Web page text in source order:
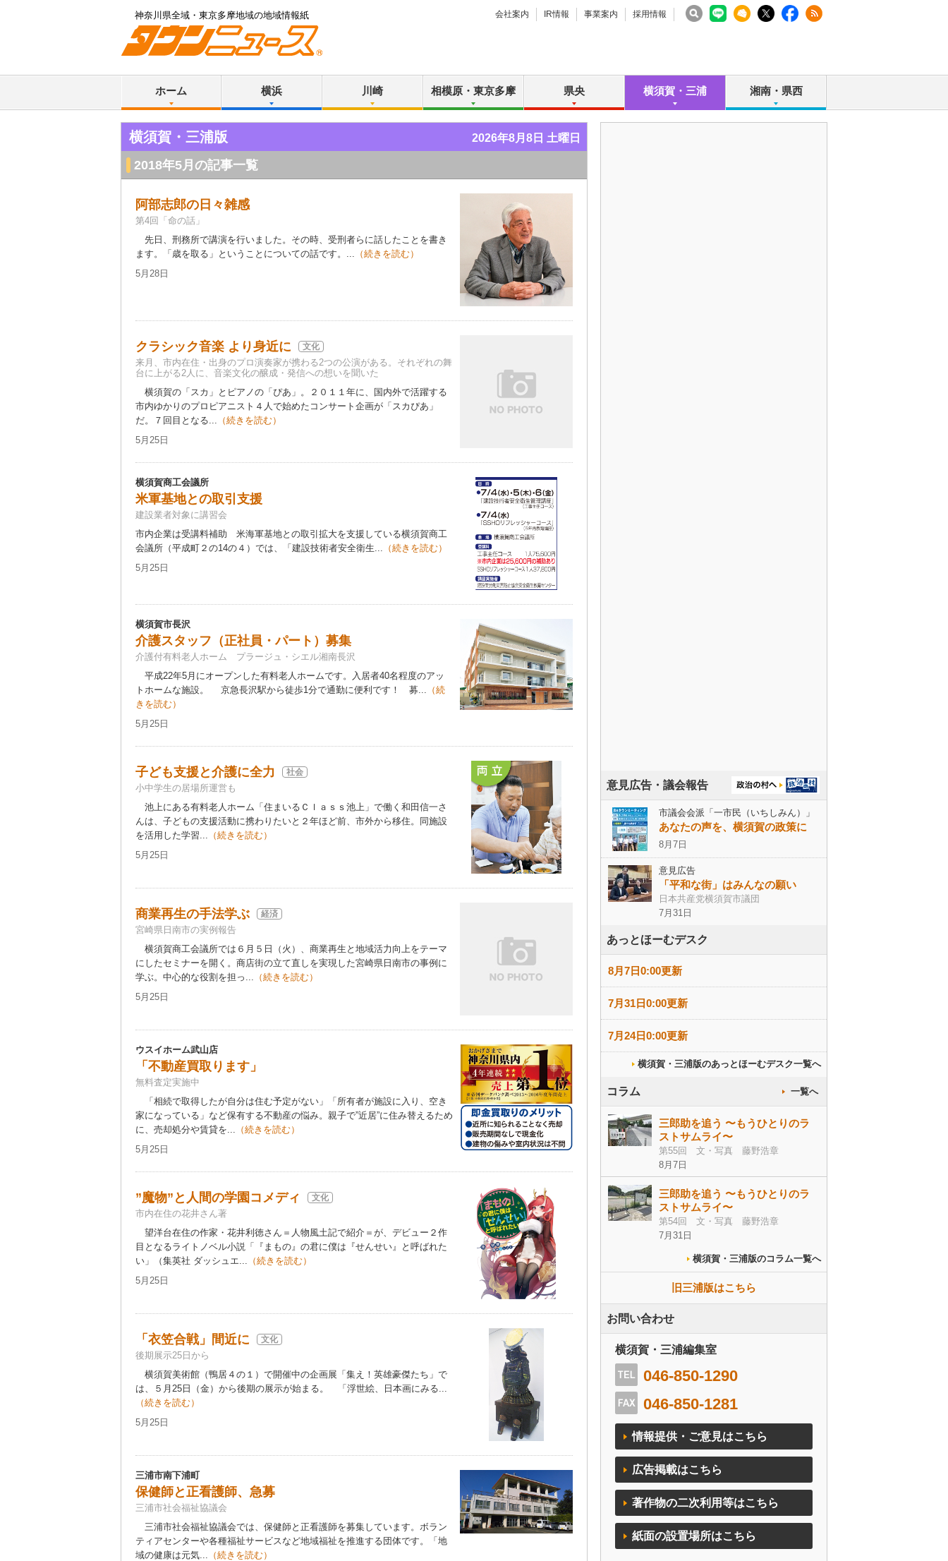
神奈川県全域・東京多摩地域の地域情報紙 会社案内 IR情報 事業案内 採用情報
ホーム 横浜 川崎 相模原・東京多摩 県央 横須賀・三浦 湘南・県西
横須賀・三浦版 2026年8月8日 土曜日
2018年5月の記事一覧
阿部志郎の日々雑感
第4回「命の話」
先日、刑務所で講演を行いました。その時、受刑者らに話したことを書き
ます。「歳を取る」ということについての話です。... （続きを読む）
5月28日
クラシック音楽 より身近に 文化
来月、市内在住・出身のプロ演奏家が携わる2つの公演がある。それぞれの舞
台に上がる2人に、音楽文化の醸成・発信への想いを聞いた
横須賀の「スカ」とピアノの「ぴあ」。２０１１年に、国内外で活躍する
市内ゆかりのプロピアニスト４人で始めたコンサート企画が「スカぴあ」
だ。７回目となる... （続きを読む）
5月25日
横須賀商工会議所
米軍基地との取引支援
建設業者対象に講習会
市内企業は受講料補助 米海軍基地との取引拡大を支援している横須賀商工
会議所（平成町２の14の４）では、「建設技術者安全衛生... （続きを読む）
5月25日
横須賀市長沢
介護スタッフ（正社員・パート）募集
介護付有料老人ホーム プラージュ・シエル湘南長沢
平成22年5月にオープンした有料老人ホームです。入居者40名程度のアッ
トホームな施設。 京急長沢駅から徒歩1分で通勤に便利です！ 募... （続
きを読む）
5月25日
子ども支援と介護に全力 社会
小中学生の居場所運営も
池上にある有料老人ホーム「住まいるＣｌａｓｓ池上」で働く和田信一さ
んは、子どもの支援活動に携わりたいと２年ほど前、市外から移住。同施設
を活用した学習... （続きを読む）
5月25日
商業再生の手法学ぶ 経済
宮崎県日南市の実例報告
横須賀商工会議所では６月５日（火）、商業再生と地域活力向上をテーマ
にしたセミナーを開く。商店街の立て直しを実現した宮崎県日南市の事例に
学ぶ。中心的な役割を担っ... （続きを読む）
5月25日
ウスイホーム武山店
「不動産買取ります」
無料査定実施中
「相続で取得したが自分は住む予定がない」「所有者が施設に入り、空き
家になっている」など保有する不動産の悩み。親子で”近居”に住み替えるため
に、売却処分や賃貸を... （続きを読む）
5月25日
”魔物”と人間の学園コメディ 文化
市内在住の花井さん著
望洋台在住の作家・花井利徳さん＝人物風土記で紹介＝が、デビュー２作
目となるライトノベル小説「『まもの』の君に僕は『せんせい』と呼ばれた
い」（集英社 ダッシュエ... （続きを読む）
5月25日
「衣笠合戦」間近に 文化
後期展示25日から
横須賀美術館（鴨居４の１）で開催中の企画展「集え！英雄豪傑たち」で
は、５月25日（金）から後期の展示が始まる。 「浮世絵、日本画にみる...
（続きを読む）
5月25日
三浦市南下浦町
保健師と正看護師、急募
三浦市社会福祉協議会
三浦市社会福祉協議会では、保健師と正看護師を募集しています。ボラン
ティアセンターや各種福祉サービスなど地域福祉を推進する団体です。「地
域の健康は元気... （続きを読む）
意見広告・議会報告
市議会会派「一市民（いちしみん）」
あなたの声を、横須賀の政策に
8月7日
意見広告
「平和な街」はみんなの願い
日本共産党横須賀市議団
7月31日
あっとほーむデスク
8月7日0:00更新
7月31日0:00更新
7月24日0:00更新
横須賀・三浦版のあっとほーむデスク一覧へ
コラム 一覧へ
三郎助を追う 〜もうひとりのラ
ストサムライ〜
第55回 文・写真 藤野浩章
8月7日
三郎助を追う 〜もうひとりのラ
ストサムライ〜
第54回 文・写真 藤野浩章
7月31日
横須賀・三浦版のコラム一覧へ
旧三浦版はこちら
お問い合わせ
横須賀・三浦編集室
046-850-1290
046-850-1281
情報提供・ご意見はこちら
広告掲載はこちら
著作物の二次利用等はこちら
紙面の設置場所はこちら